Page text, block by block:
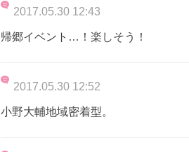
2017.05.30 12:43
帰郷イベント…！楽しそう！
2017.05.30 12:52
小野大輔地域密着型。